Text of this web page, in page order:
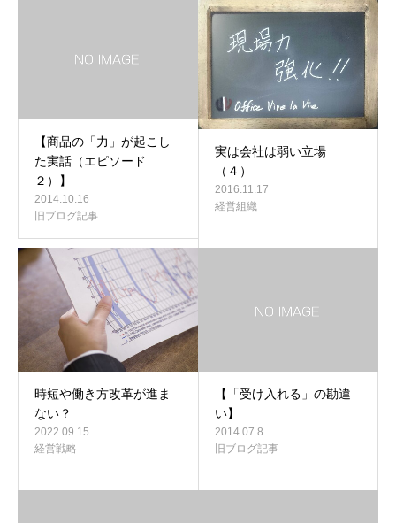
【商品の「力」が起こし
た実話（エピソード
２）】
2014.10.16
旧ブログ記事
実は会社は弱い立場
（４）
2016.11.17
経営組織
時短や働き方改革が進ま
ない？
2022.09.15
経営戦略
【「受け入れる」の勘違
い】
2014.07.8
旧ブログ記事